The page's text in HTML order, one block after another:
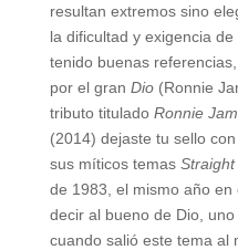
resultan extremos sino
la dificultad y exigencia
tenido buenas
por el gran Dio (Ronnie
tributo titulado Ronnie
(2014) dejaste tu sello
sus míticos temas
de 1983, el mismo año
decir al bueno de Dio,
cuando salió este tema al